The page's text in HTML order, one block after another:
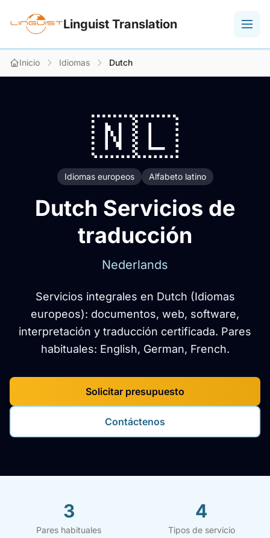
Linguist Translation
Inicio Idiomas Dutch
🇳🇱
Idiomas europeos Alfabeto latino
Dutch Servicios de
traducción
Nederlands
Servicios integrales en Dutch (Idiomas
europeos): documentos, web, software,
interpretación y traducción certificada. Pares
habituales: English, German, French.
Solicitar presupuesto
Contáctenos
3
Pares habituales
4
Tipos de servicio